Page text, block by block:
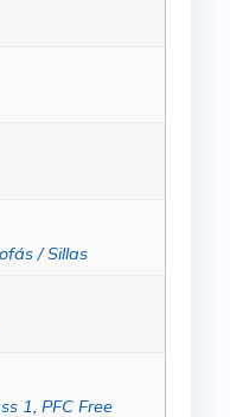
/ Sillas
1, PFC Free